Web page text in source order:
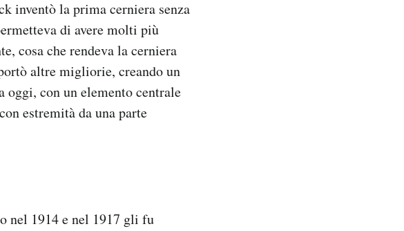
inventò la prima cerniera senza
di avere molti più
cosa che rendeva la cerniera
altre migliorie, creando un
oggi, con un elemento centrale
estremità da una parte
nel 1914 e nel 1917 gli fu